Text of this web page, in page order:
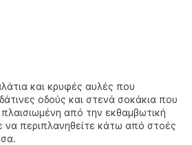
και κρυφές αυλές που
οδούς και στενά σοκάκια που
από την εκθαμβωτική
να περιπλανηθείτε κάτω από στοές